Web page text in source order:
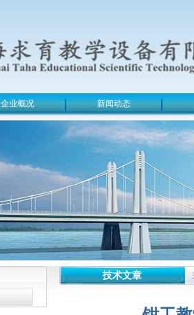
企业概况 新闻动态
技术文章